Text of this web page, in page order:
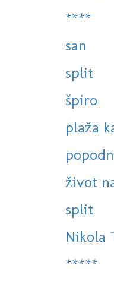
****
san
split
špiro
plaža
život
split
Nikola
*****